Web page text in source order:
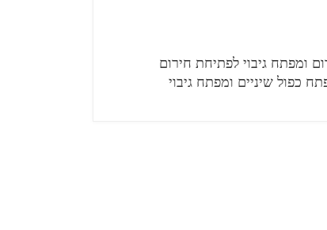
ומפתח גיבוי לפתיחת חירום
כפול שיניים ומפתח גיבוי